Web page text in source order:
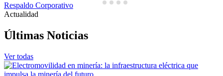
Respaldo Corporativo
Actualidad
Últimas Noticias
Ver todas